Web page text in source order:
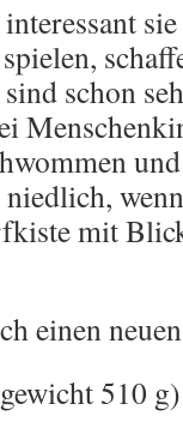
schon
mit
einen
510 g)